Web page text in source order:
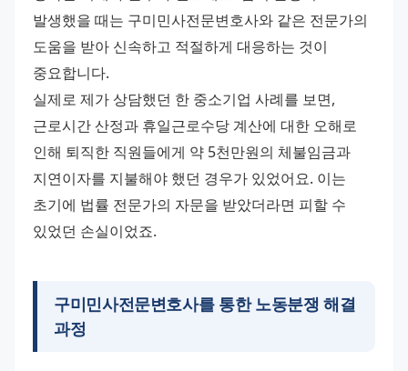
발생했을 때는 구미민사전문변호사와 같은 전문가의
도움을 받아 신속하고 적절하게 대응하는 것이
중요합니다.
실제로 제가 상담했던 한 중소기업 사례를 보면,
근로시간 산정과 휴일근로수당 계산에 대한 오해로
인해 퇴직한 직원들에게 약 5천만원의 체불임금과
지연이자를 지불해야 했던 경우가 있었어요. 이는
초기에 법률 전문가의 자문을 받았더라면 피할 수
있었던 손실이었죠.
구미민사전문변호사를 통한 노동분쟁 해결
과정